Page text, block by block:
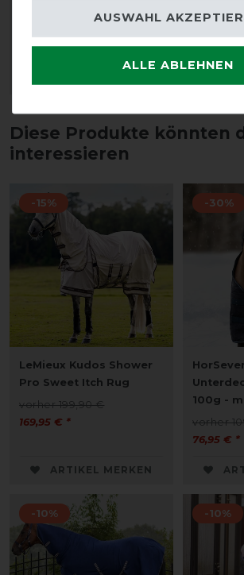
393,55 € *
98,05 € *
Diese Produkte könnten
interessieren
-15%
LeMieux Kudos Shower
Pro Sweet Itch Rug
vorher 199,90 €
169,95 € *
ARTIKEL MERKEN
-30%
100g -
vorher
76,95 € *
-10% -10%
ALLE ABLEHNEN
AUSWAHL